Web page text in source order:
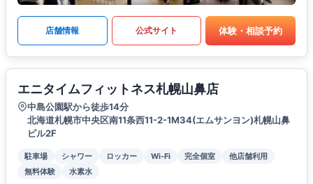
店舗情報 公式サイト 体験・相談予約
エニタイムフィットネス札幌山鼻店
中島公園駅から徒歩14分
北海道札幌市中央区南11条西11-2-1M34(エムサンヨン)札幌山鼻
ビル2F
駐車場 シャワー ロッカー Wi-Fi 完全個室
他店舗利用
無料体験
水素水